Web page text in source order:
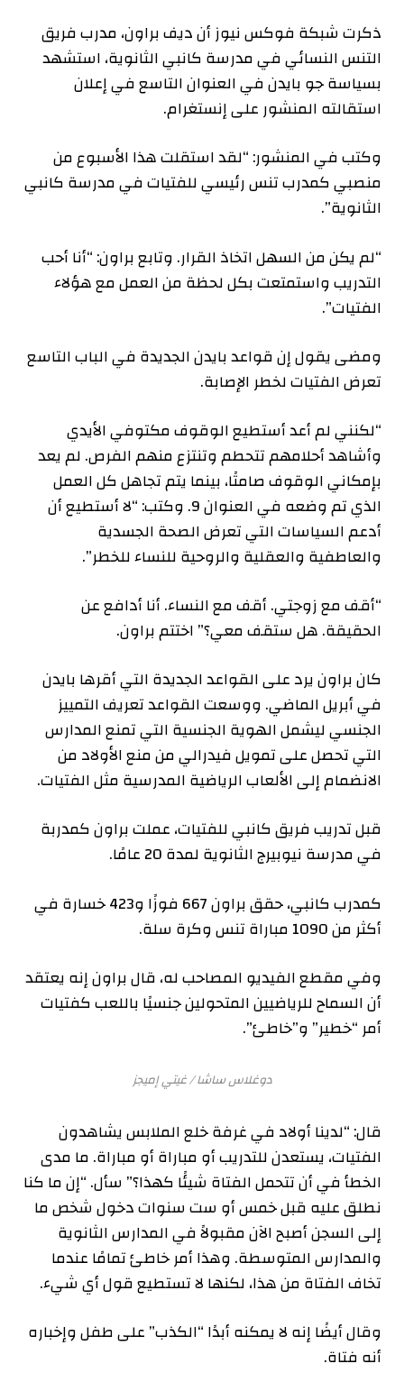
ذكرت شبكة فوكس نيوز أن ديف براون، مدرب فريق
التنس النسائي في مدرسة كانبي الثانوية، استشهد
بسياسة جو بايدن في العنوان التاسع في إعلان
استقالته المنشور على إنستغرام.
وكتب في المنشور: “لقد استقلت هذا الأسبوع من
منصبي كمدرب تنس رئيسي للفتيات في مدرسة كانبي
الثانوية”.
“لم يكن من السهل اتخاذ القرار. وتابع براون: “أنا أحب
التدريب واستمتعت بكل لحظة من العمل مع هؤلاء
الفتيات”.
ومضى يقول إن قواعد بايدن الجديدة في الباب التاسع
تعرض الفتيات لخطر الإصابة.
“لكنني لم أعد أستطيع الوقوف مكتوفي الأيدي
وأشاهد أحلامهم تتحطم وتنتزع منهم الفرص. لم يعد
بإمكاني الوقوف صامتًا، بينما يتم تجاهل كل العمل
الذي تم وضعه في العنوان 9. وكتب: “لا أستطيع أن
أدعم السياسات التي تعرض الصحة الجسدية
والعاطفية والعقلية والروحية للنساء للخطر”.
“أقف مع زوجتي. أقف مع النساء. أنا أدافع عن
الحقيقة. هل ستقف معي؟” اختتم براون.
كان براون يرد على القواعد الجديدة التي أقرها بايدن
في أبريل الماضي. ووسعت القواعد تعريف التمييز
الجنسي ليشمل الهوية الجنسية التي تمنع المدارس
التي تحصل على تمويل فيدرالي من منع الأولاد من
الانضمام إلى الألعاب الرياضية المدرسية مثل الفتيات.
قبل تدريب فريق كانبي للفتيات، عملت براون كمدربة
في مدرسة نيوبيرج الثانوية لمدة 20 عامًا.
كمدرب كانبي، حقق براون 667 فوزًا و423 خسارة في
أكثر من 1090 مباراة تنس وكرة سلة.
وفي مقطع الفيديو المصاحب له، قال براون إنه يعتقد
أن السماح للرياضيين المتحولين جنسيًا باللعب كفتيات
أمر “خطير” و”خاطئ”.
دوغلاس ساشا / غيتي إميجز
قال: “لدينا أولاد في غرفة خلع الملابس يشاهدون
الفتيات، يستعدن للتدريب أو مباراة أو مباراة. ما مدى
الخطأ في أن تتحمل الفتاة شيئًا كهذا؟” سأل. “إن ما كنا
نطلق عليه قبل خمس أو ست سنوات دخول شخص ما
إلى السجن أصبح الآن مقبولاً في المدارس الثانوية
والمدارس المتوسطة. وهذا أمر خاطئ تمامًا عندما
تخاف الفتاة من هذا، لكنها لا تستطيع قول أي شيء.
وقال أيضًا إنه لا يمكنه أبدًا “الكذب” على طفل وإخباره
أنه فتاة.